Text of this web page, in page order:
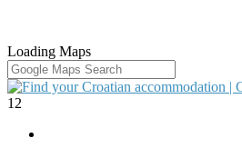
Loading Maps
12